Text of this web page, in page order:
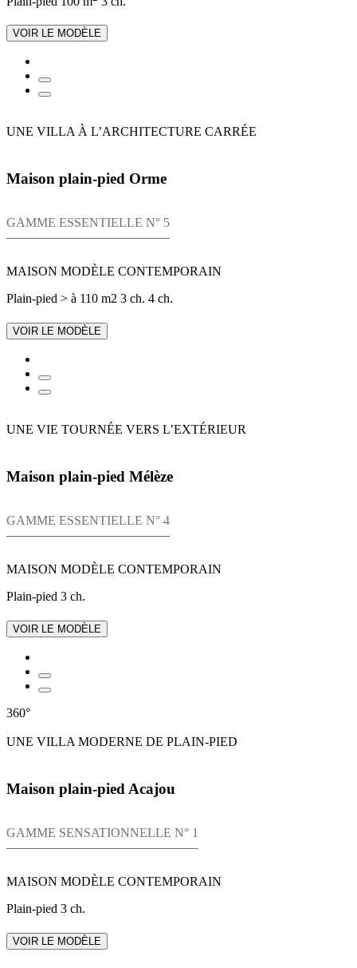
VOIR LE MODÈLE
UNE VILLA À L’ARCHITECTURE CARRÉE
Maison plain-pied Orme
GAMME ESSENTIELLE N° 5
MAISON MODÈLE CONTEMPORAIN
Plain-pied > à 110 m2 3 ch. 4 ch.
VOIR LE MODÈLE
UNE VIE TOURNÉE VERS L’EXTÉRIEUR
Maison plain-pied Mélèze
GAMME ESSENTIELLE N° 4
MAISON MODÈLE CONTEMPORAIN
Plain-pied 3 ch.
VOIR LE MODÈLE
360°
UNE VILLA MODERNE DE PLAIN-PIED
Maison plain-pied Acajou
GAMME SENSATIONNELLE N° 1
MAISON MODÈLE CONTEMPORAIN
Plain-pied 3 ch.
VOIR LE MODÈLE